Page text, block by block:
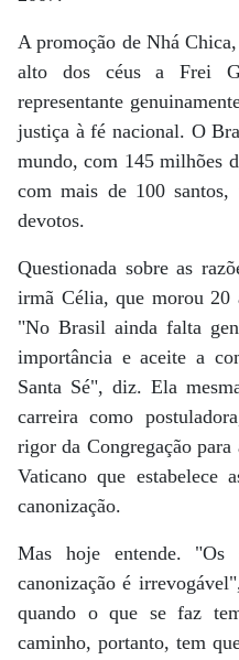
A promoção de Nhá
alto dos céus a Frei
representante
justiça à fé nacional. O
mundo, com 145 milhões
com mais de 100 santos,
devotos.
Questionada sobre as
irmã Célia, que morou 20
"No Brasil ainda falta
importância e aceite a
Santa Sé", diz. Ela
carreira como
rigor da Congregação para
Vaticano que estabelece
canonização.
Mas hoje entende. "Os
canonização é
quando o que se faz
caminho, portanto, tem